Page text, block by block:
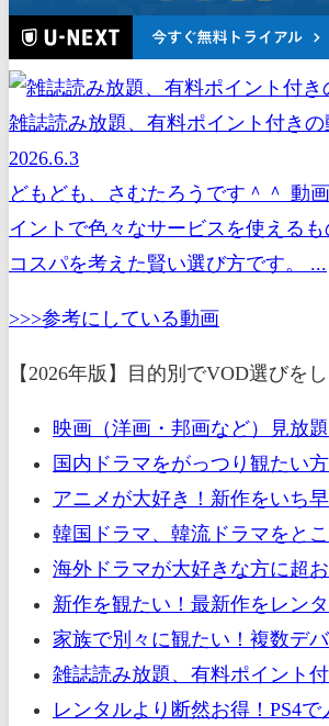
雑誌読み放題、有料ポイント付き
2026.6.3
どもども、さむたろうです＾＾ 動
イントで色々なサービスを使える
コスパを考えた賢い選び方です。 ...
>>>参考にしている動画
【2026年版】目的別でVOD選びを
映画（洋画・邦画など）見放
国内ドラマをがっつり観たい
アニメが大好き！新作をいち
韓国ドラマ、韓流ドラマをと
海外ドラマが大好きな方に超
新作を観たい！最新作をレン
家族で別々に観たい！複数デ
雑誌読み放題、有料ポイント
レンタルより断然お得！PS4